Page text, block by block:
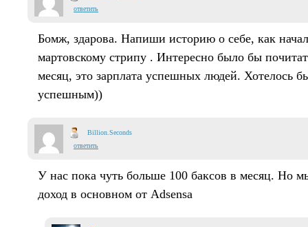
ответить
Бомж, здарова. Напиши историю о себе, как
мартовскому стрипу . Интересно было бы
месяц, это зарплата успешных людей. Хотелось
успешным))
Billion.Seconds
ответить
У нас пока чуть больше 100 баксов в месяц. Но
доход в основном от Adsensa